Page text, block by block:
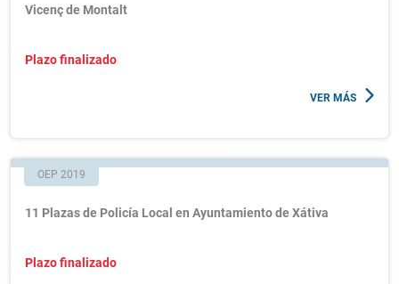
Vicenç de Montalt
Plazo finalizado
VER MÁS
OEP 2019
11 Plazas de Policía Local en Ayuntamiento de Xátiva
Plazo finalizado